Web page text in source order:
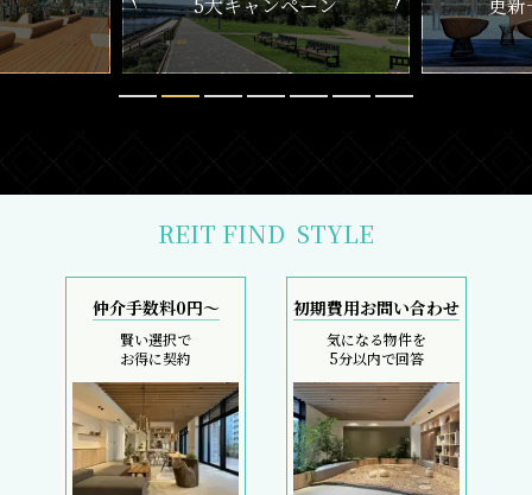
ン
更新一覧チェック
REIT FIND STYLE
仲介手数料0円～
賢い選択で
お得に契約
初期費用お問い合わせ
気になる物件を
5分以内で回答